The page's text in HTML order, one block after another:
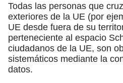
Todas las personas que
exteriores de la UE (por
UE desde fuera de su
perteneciente al espacio
ciudadanos de la UE, son
sistemáticos mediante la
datos.